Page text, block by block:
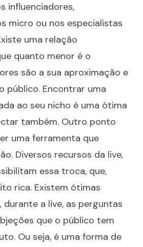
influenciadores,
micro ou nos especialistas
uma relação
quanto menor é o
são a sua aproximação e
público. Encontrar uma
ao seu nicho é uma ótima
também. Outro ponto
uma ferramenta que
Diversos recursos da live,
essa troca, que,
rica. Existem ótimas
durante a live, as perguntas
que o público tem
Ou seja, é uma forma de